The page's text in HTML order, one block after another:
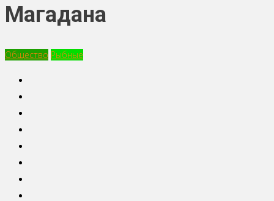
Магадана
Общество Рыбные